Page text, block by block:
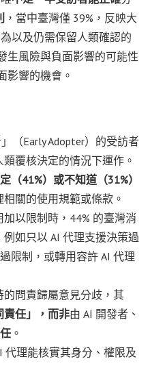
，當中臺灣僅 39%，反映大
以及仍需保留人類確認的
生風險與負面影響的可能性
影響的機會。
（Early Adopter）的受訪者
覆核決定的情況下運作。
（41%）或不知道（31%）
關的使用規範或條款。
以限制時，44% 的臺灣消
例如只以 AI 代理支援決策過
限制，或轉用容許 AI 代理
問責歸屬意見分歧，其
責任」，而非由 AI 開發者、
。
代理能核實其身分、權限及